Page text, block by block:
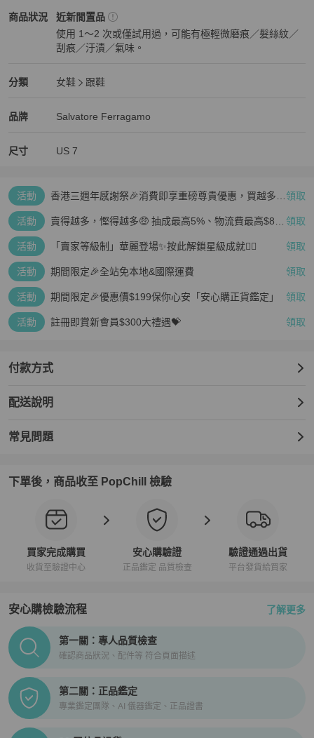
商品狀況
Salvatore Ferragamo女鞋
近新閒置品
使用 1～2 次或僅試用過，可能有極輕微磨痕／髮絲紋／
刮痕／汙漬／氣味。
分類
Salvatore Ferragamo女鞋
女鞋
跟鞋
品牌
Salvatore Ferragamo精品女鞋品牌介紹
Salvatore Ferragamo
Salvatore Ferragamo推薦清單
尺寸 US 7
活動
香港三週年感謝祭🎉消費即享重磅尊貴優惠，買越多、 領取
活動
賣得越多，慳得越多🤑 抽成最高5%、物流費最高$800 領取
活動 「賣家等級制」華麗登場✨按此解鎖星級成就👆🏻 領取
活動 期間限定🎉全站免本地&國際運費 領取
活動 期間限定🎉優惠價$199保你心安「安心購正貨鑑定」 領取
活動 註冊即賞新會員$300大禮遇💝 領取
付款方式
配送說明
常見問題
下單後，商品收至 PopChill 檢驗
買家完成購買
收貨至驗證中心
安心購驗證
正品鑑定 品質檢查
驗證通過出貨
平台發貨給買家
安心購檢驗流程 了解更多
PopChill拍拍圈正品驗證、安心購檢驗流程介紹
第一關：專人品質檢查
確認商品狀況、配件等 符合頁面描述
第二關：正品鑑定
專業鑑定團隊、AI 儀器鑑定、正品證書